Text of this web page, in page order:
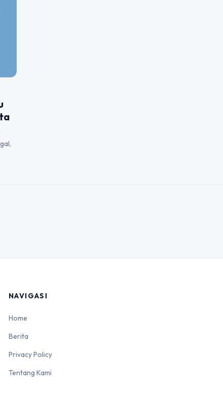
NAVIGASI
Home
Berita
Privacy Policy
Tentang Kami